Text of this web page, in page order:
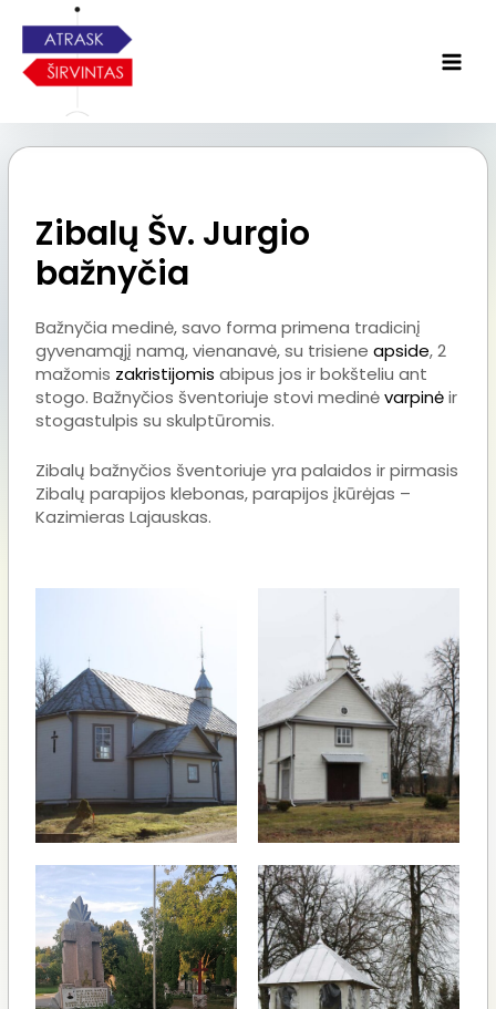
Zibalų Šv. Jurgio
bažnyčia
Bažnyčia medinė, savo forma primena tradicinį
gyvenamąjį namą, vienanavė, su trisieneapside, 2
mažomis zakristijomis abipus jos ir bokšteliu ant
stogo. Bažnyčios šventoriuje stovi medinėvarpinėir
stogastulpis su skulptūromis.
Zibalų bažnyčios šventoriuje yra palaidos ir pirmasis
Zibalų parapijos klebonas, parapijos įkūrėjas –
Kazimieras Lajauskas.